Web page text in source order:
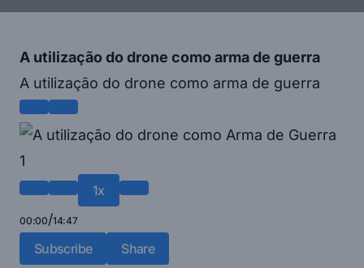
A utilização do drone como arma de guerra
A utilização do drone como arma de guerra
1x
00:00/14:47
Subscribe Share